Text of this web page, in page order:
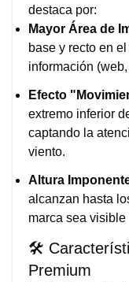
destaca por:
Mayor Área de
base y recto en
información
Efecto
extremo inferior
captando la
viento.
Altura
alcanzan hasta
marca sea
🛠️
Premium